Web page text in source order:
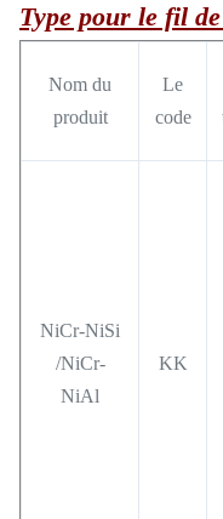
Type pour le fil
Nom du
produit
Le
code
NiCr-NiSi
/NiCr-
NiAl
KK